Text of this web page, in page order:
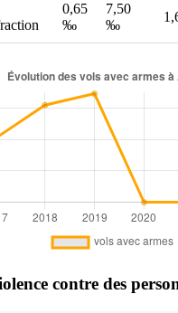
0,65
‰
7,50
‰
contre des